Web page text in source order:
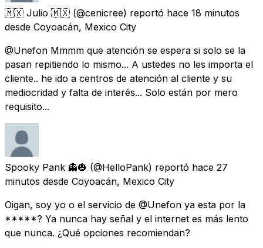
🇲🇽 Julio 🇲🇽 (@cenicree) reportó hace 18 minutos
desde Coyoacán, Mexico City
@Unefon Mmmm que atención se espera si solo se la
pasan repitiendo lo mismo... A ustedes no les importa el
cliente.. he ido a centros de atención al cliente y su
mediocridad y falta de interés... Solo están por mero
requisito...
Spooky Pank 👻🎃 (@HelloPank) reportó hace 27
minutos desde Coyoacán, Mexico City
Oigan, soy yo o el servicio de @Unefon ya esta por la
*****? Ya nunca hay señal y el internet es más lento
que nunca. ¿Qué opciones recomiendan?